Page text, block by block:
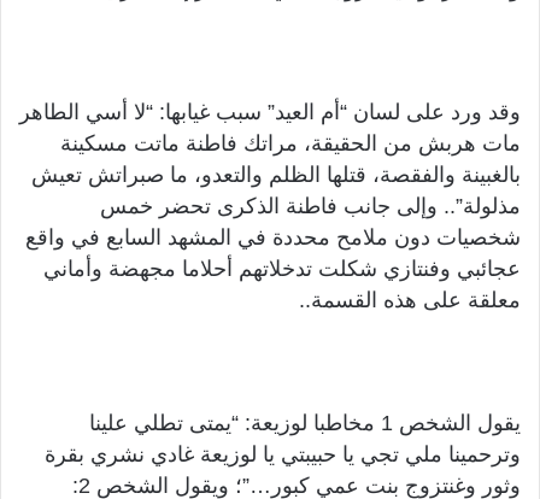
وقد ورد على لسان “أم العيد” سبب غيابها: “لا أسي الطاهر
مات هربش من الحقيقة، مراتك فاطنة ماتت مسكينة
بالغبينة والفقصة، قتلها الظلم والتعدو، ما صبراتش تعيش
مذلولة”.. وإلى جانب فاطنة الذكرى تحضر خمس
شخصيات دون ملامح محددة في المشهد السابع في واقع
عجائبي وفنتازي شكلت تدخلاتهم أحلاما مجهضة وأماني
معلقة على هذه القسمة..
يقول الشخص 1 مخاطبا لوزيعة: “يمتى تطلي علينا
وترحمينا ملي تجي يا حبيبتي يا لوزيعة غادي نشري بقرة
وثور وغنتزوج بنت عمي كبور…”؛ ويقول الشخص 2: